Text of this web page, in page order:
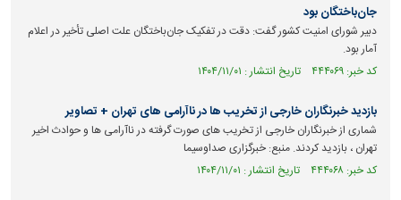
جان‌باختگان بود
دبیر شورای امنیت کشور گفت: دقت در تفکیک جان‌باختگان علت اصلی تأخیر در اعلام
آمار بود.
کد خبر: ۴۴۴۰۶۹ تاریخ انتشار : ۱۴۰۴/۱۱/۰۱
بازدید خبرنگاران خارجی از تخریب ها در ناآرامی های تهران + تصاویر
شماری از خبرنگاران خارجی از تخریب های صورت گرفته در ناآرامی ها و حوادث اخیر
تهران ، بازدید کردند. منبع: خبرگزاری صداوسیما
کد خبر: ۴۴۴۰۶۸ تاریخ انتشار : ۱۴۰۴/۱۱/۰۱